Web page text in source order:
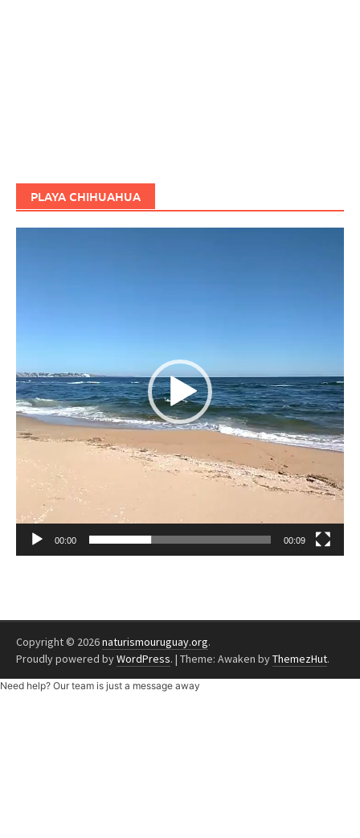
PLAYA CHIHUAHUA
00:00 00:09
Copyright © 2026naturismouruguay.org.
Proudly powered byWordPress. | Theme: Awaken byThemezHut.
Need help? Our team is just a message away